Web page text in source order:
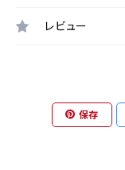
レビュー
保存